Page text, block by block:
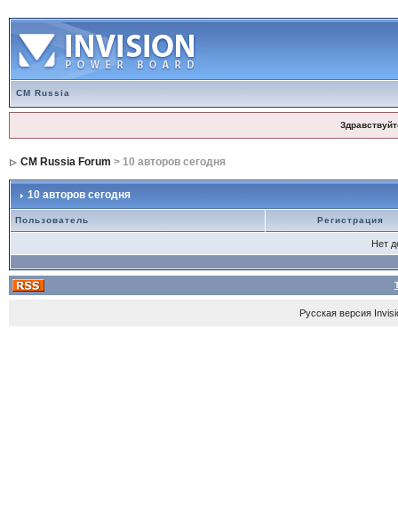
CM Russia
CM Russia Forum > 10 авторов сегодня
10 авторов сегодня
Пользователь Регистрация
Нет
Русская версия